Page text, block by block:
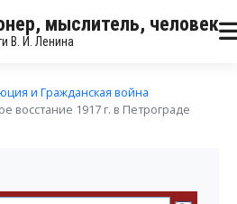
мыслитель, человек
В. И. Ленина
и Гражданская война
восстание 1917 г. в Петрограде